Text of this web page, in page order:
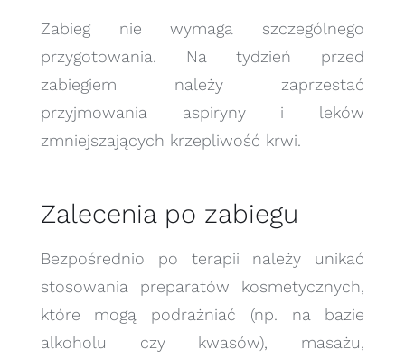
Zabieg nie wymaga szczególnego
przygotowania. Na tydzień przed
zabiegiem należy zaprzestać
przyjmowania aspiryny i leków
zmniejszających krzepliwość krwi.
Zalecenia po zabiegu
Bezpośrednio po terapii należy unikać
stosowania preparatów kosmetycznych,
które mogą podrażniać (np. na bazie
alkoholu czy kwasów), masażu,